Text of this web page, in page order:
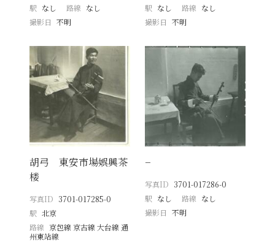
駅 なし 路線 なし
撮影日
不明
駅 なし 路線 なし
撮影日 不明
胡弓 東安市場娯興茶
楼
写真ID 3701-017285-0
駅 北京
路線 京包線 京古線 大台線 通
州東站線
−
写真ID 3701-017286-0
駅 なし 路線 なし
撮影日 不明